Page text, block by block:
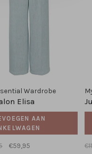
Wardrobe
Elisa
AAN
€59,95